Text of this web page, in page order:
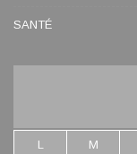
SANTÉ
L M